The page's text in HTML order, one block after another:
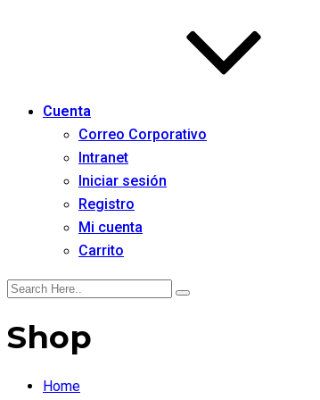
Cuenta
Correo Corporativo
Intranet
Iniciar sesión
Registro
Mi cuenta
Carrito
Shop
Home